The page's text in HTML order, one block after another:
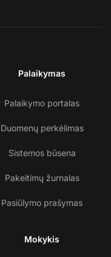
Palaikymas
Palaikymo portalas
Duomenų perkėlimas
Sistemos būsena
Pakeitimų žurnalas
Pasiūlymo prašymas
Mokykis